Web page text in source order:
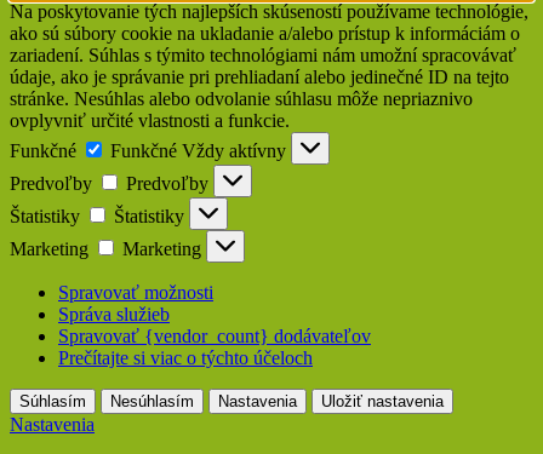
Na poskytovanie tých najlepších skúseností používame technológie,
ako sú súbory cookie na ukladanie a/alebo prístup k informáciám o
zariadení. Súhlas s týmito technológiami nám umožní spracovávať
údaje, ako je správanie pri prehliadaní alebo jedinečné ID na tejto
stránke. Nesúhlas alebo odvolanie súhlasu môže nepriaznivo
ovplyvniť určité vlastnosti a funkcie.
Funkčné
Funkčné Vždy aktívny
Predvoľby
Predvoľby
Štatistiky
Štatistiky
Marketing
Marketing
Spravovať možnosti
Správa služieb
Spravovať {vendor_count} dodávateľov
Prečítajte si viac o týchto účeloch
Súhlasím Nesúhlasím Nastavenia Uložiť nastavenia
Nastavenia